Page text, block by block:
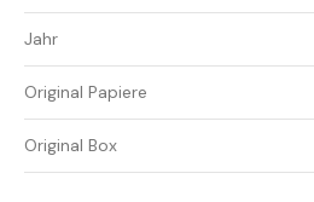
Jahr
Original Papiere
Original Box